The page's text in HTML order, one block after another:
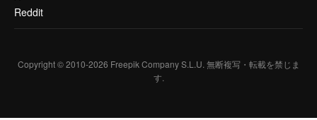
Reddit
Copyright © 2010-2026 Freepik Company S.L.U. 無断複写・転載を禁じま
す.